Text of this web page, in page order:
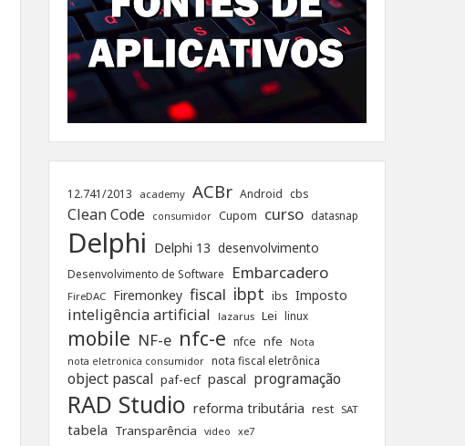
12.741/2013 academy ACBr Android cbs
Clean Code consumidor Cupom curso datasnap
Delphi Delphi 13 desenvolvimento
Desenvolvimento de Software Embarcadero
FireDAC Firemonkey fiscal ibpt ibs Imposto
inteligência artificial lazarus Lei linux
mobile NF-e nfc-e nfce nfe Nota
nota eletronica consumidor nota fiscal eletrônica
object pascal paf-ecf pascal programação
RAD Studio reforma tributária rest SAT
tabela Transparência video xe7